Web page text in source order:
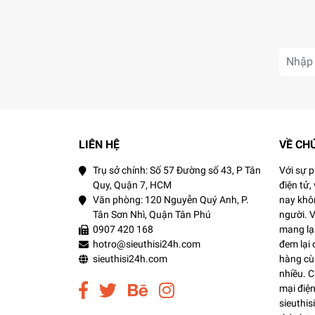
Tác động dịu nhẹ làm sạch sâu toàn
Không để lại cặn bẩn làm tắc nghẽn lỗ
Không dầu
Không cồn
Đã được bác sĩ da liễu thử nghiệm
Bảo quản:
Nơi khô ráo thoáng mát.
Tránh ánh nắng trực tiếp, nơi có nhiệt độ
LIÊN HỆ
Trụ sở chính: Số 57 Đường số 43, P Tân
Quy, Quận 7, HCM
Văn phòng: 120 Nguyễn Quý Anh, P.
Tân Sơn Nhì, Quận Tân Phú
0907 420 168
hotro@sieuthisi24h.com
sieuthisi24h.com
VỀ
Với sự
điện tử,
nay
người.
mang
đem lại
hàng
nhiều.
mại